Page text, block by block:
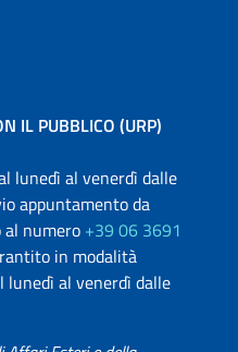
IL PUBBLICO (URP)
lunedì al venerdì dalle
appuntamento da
al numero +39 06 3691
in modalità
lunedì al venerdì dalle